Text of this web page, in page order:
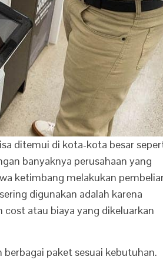
ditemui di kota-kota besar
banyaknya perusahaan yang
ketimbang melakukan
digunakan adalah karena
atau biaya yang dikeluarkan
paket sesuai kebutuhan.